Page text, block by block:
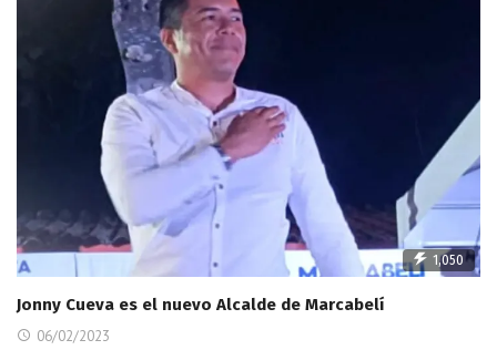
1,050
Jonny Cueva es el nuevo Alcalde de Marcabelí
06/02/2023